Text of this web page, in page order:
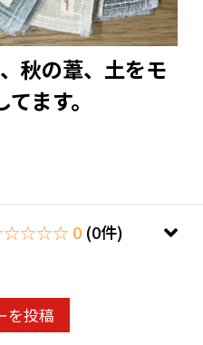
秋の葦、土をモ
ます。
0 (0件)
を投稿